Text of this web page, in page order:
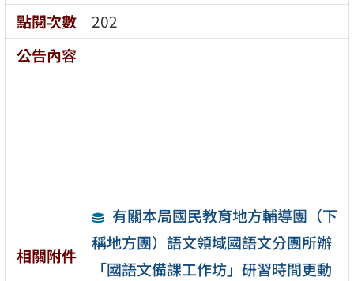
點閱次數
202
公告內容
相關附件
有關本局國民教育地方輔導團（下
稱地方團）語文領域國語文分團所辦
「國語文備課工作坊」研習時間更動